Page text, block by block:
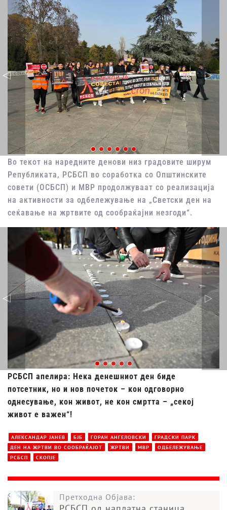
Во текот на наредните денови низ градовите ширум
Републиката, РСБСП во соработка со Општинските
совети (ОСБСП) и МВР продолжуваат со реализација
на активности за одбележување на „Светски ден на
сеќавање на жртвите од сообраќајни незгоди“.
РСБСП апелира: Нека денешниот ден биде
потсетник, но и нов почеток – кон одговорно
однесување, кон живот, не кон смртта – „секој
живот е важен“!
АЛЕКСАНДАР ЈАНЕВ БЈБ ГОРАН АНГЕЛОВСКИ
ГРАДСКИ ПАРК
ДЕН НА ЖРТВИ ВО СООБРАЌАЈОТ
ЖРТВИ МВР
ОДБЕЛЕЖУВАЊЕ
РСБСП
СКОПЈЕ
Претходна Објава: